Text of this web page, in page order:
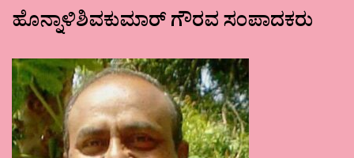
ಹೊನ್ನಾಳಿಶಿವಕುಮಾರ್ ಗೌರವ ಸಂಪಾದಕರು